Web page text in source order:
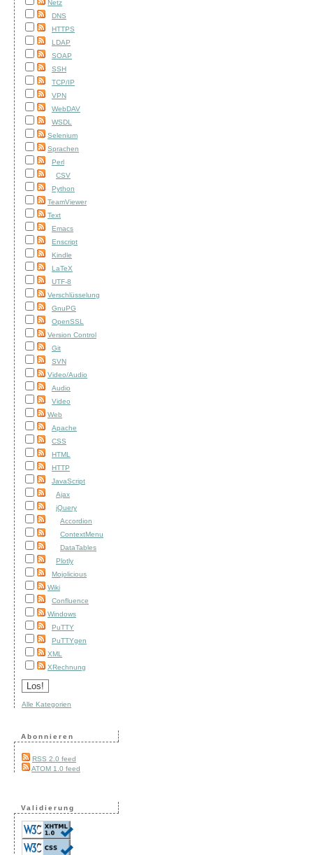
Netz
DNS
HTTPS
LDAP
SOAP
SSH
TCP/IP
VPN
WebDAV
WSDL
Selenium
Sprachen
Perl
CSV
Python
TeamViewer
Text
Emacs
Enscript
Kindle
LaTeX
UTF-8
Verschlüsselung
GnuPG
OpenSSL
Version Control
Git
SVN
Video/Audio
Audio
Video
Web
Apache
CSS
HTML
HTTP
JavaScript
Ajax
jQuery
Accordion
ContextMenu
DataTables
Plotly
Mojolicious
Wiki
Confluence
Windows
PuTTY
PuTTYgen
XML
XRechnung
Alle Kategorien
Abonnieren
RSS 2.0 feed
ATOM 1.0 feed
Validierung